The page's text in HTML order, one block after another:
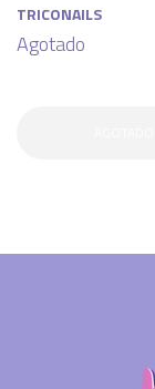
TRICONAILS
Agotado